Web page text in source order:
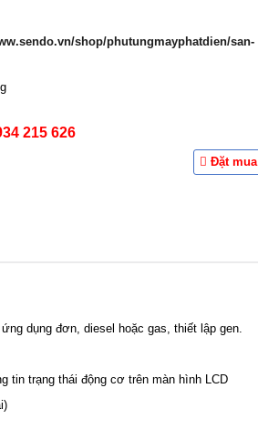
shop/phutungmayphatdien/san-
215 626
Đặt mua
dụng đơn, diesel hoặc gas, thiết lập gen.
tin trạng thái động cơ trên màn hình LCD